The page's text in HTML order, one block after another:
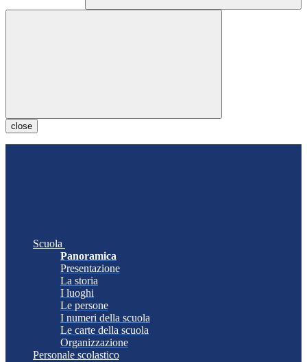
close
Scuola
Panoramica
Presentazione
La storia
I luoghi
Le persone
I numeri della scuola
Le carte della scuola
Organizzazione
Personale scolastico